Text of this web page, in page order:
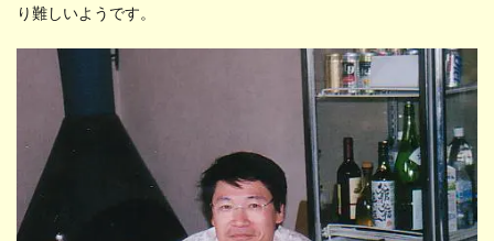
り難しいようです。